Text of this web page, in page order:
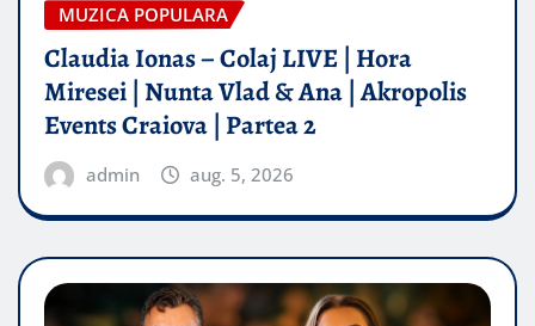
MUZICA POPULARA
Claudia Ionas – Colaj LIVE | Hora
Miresei | Nunta Vlad & Ana | Akropolis
Events Craiova | Partea 2
admin aug. 5, 2026